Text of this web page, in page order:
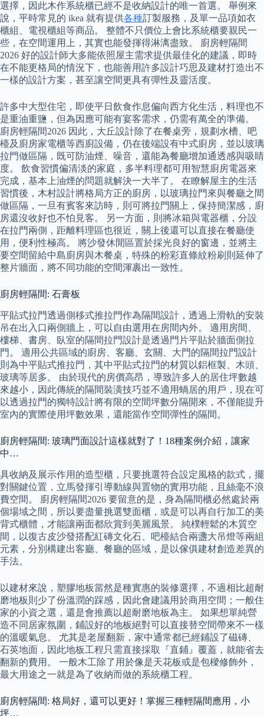
選擇，因此木作系統櫃已經不是收納設計的唯一首選。 舉例來
說，平時常見的 ikea 就有提供各種訂製服務，及單一品項如衣
櫃組、電視櫃組等商品。 整體不只價位上會比系統櫃要親民一
些，在空間運用上，其實也能發揮得淋漓盡致。 廚房輕隔間
2026 好的設計師大多能依照屋主需求提供最佳化的建議，即時
在不能更格局的情況下，也能善用許多設計巧思及建材打造出不
一樣的設計方案，甚至讓空間更具有彈性及靈活度。
許多中大型住宅，即使平日飲食作息偏向西方化生活，料理也不
是重油重鹽，但為因應可能有宴客需求，仍需有萬全的準備。
廚房輕隔間2026 因此，大丘設計除了在餐桌旁，規劃水槽、吧
檯及廚房家電櫃等西廚設備，仍在後端設有中式廚房，並以玻璃
拉門做區隔，既可防油煙、噪音，還能為餐廳增加通透感與吸睛
度。 飲食習慣偏清淡的家庭，多半料理都可用智慧廚房電器來
完成，基本上油煙的問題就解決一大半了。 在瞭解屋主的生活
習慣後，木村設計將格局方正的廚房，以玻璃拉門來與餐廳之間
做區隔，一旦有賓客來訪時，則可將拉門關上，保持簡潔感，廚
房還沒收好也不怕見客。 另一方面，則將冰箱與電器櫃，分設
在拉門兩側，距離料理區也很近，關上後還可以直接在餐廳使
用，便利性極高。 將沙發休閒區置於採光良好的窗邊，並將主
要空間留給中島廚房與木餐桌，特殊的粉彩直條紋粉刷則延伸了
整片牆面，將不同功能的空間渾裹出一致性。
廚房輕隔間: 石膏板
平貼式拉門透過側移式推拉門作為隔間設計，透過上滑軌的安裝
吊在出入口兩側牆上，可以自由選用在房間內外。 適用房間、
樓梯、書房、臥室的隔間拉門設計是透過門片平貼於牆面側拉
門。 適用公共區域的廚房、客廳、玄關、大門的隔間拉門設計
則為中平貼式推拉門，其中平貼式拉門的材質以鋁框製、木頭、
玻璃等居多。 由於現代的房價高昂，導致許多人的居住坪數越
來越小，因此傳統的隔間裝潢技巧並不適用蝸居的用戶，現在可
以透過拉門的獨特設計將有限的空間坪數分隔開來，不僅能提升
室內的實際使用坪數效果，還能當作空間彈性的隔間。
廚房輕隔間: 玻璃門面設計這樣就對了！18種案例介紹，讓家
中…
具收納及展示作用的造型櫃，只要挑選符合設定風格的款式，擺
對關鍵位置，立馬發揮引導動線與置物的實用功能，且絲毫不浪
費空間。 廚房輕隔間2026 要留意的是，身為隔間櫃必然處於兩
個場域之間，所以要盡量挑選雙面櫃，或是可以再自行加工的美
背式櫃體，才能讓兩面都欣賞到美麗風景。 純樸輕鬆的木質空
間，以復古皮沙發搭配紅磚文化石、吧檯結合兩盞大吊燈等兩組
元素，分別構建出客廳、餐廳的區域，是以傢俱建材創造差異的
手法。
以建材來說，塑膠地板當然是種實惠的裝修選擇，不過相比超耐
磨地板則少了份溫潤的踩感，因此會建議用於商用空間；一般住
家的小資之選，還是會推薦以超耐磨地板為主。 如果想單純營
造不同居家氛圍，鋪設好的地板絕對可以直接替空間帶來不一樣
的溫暖氣息。 尤其是老屋翻新，家中通常都已經鋪設了磁磚、
石英地面，因此地板工程只需直接採取『直鋪』覆蓋，就能省去
翻新的費用。 一般木工除了用於像是天花板或是包樑修飾外，
最大用途之一就是為了收納而做的系統櫃工程。
廚房輕隔間: 格局好，還可以更好！掌握三種輕隔間應用，小
坪…